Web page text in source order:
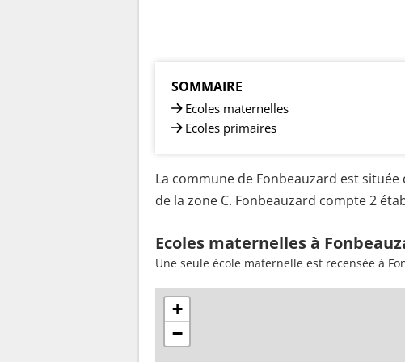
SOMMAIRE
Ecoles maternelles
Ecoles primaires
La commune de Fonbeauzard est située
de la zone C. Fonbeauzard compte 2
Ecoles maternelles à
Une seule école maternelle est recensée à
+
−